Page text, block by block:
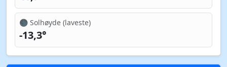
🌑 Solhøyde (laveste)
-13,3°